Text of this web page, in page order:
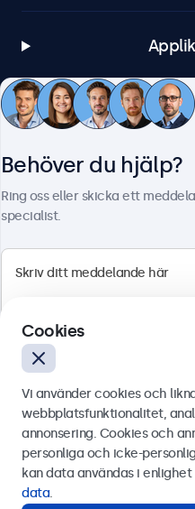
Olof Palmesgata 29,
Svenska
Behöver du hjälp?
Ring oss eller skicka ett
specialist.
Cookies
Vi använder cookies och
webbplatsfunktionalitet,
annonsering. Cookies och
personliga och icke-
kan data användas i enlighet
data.